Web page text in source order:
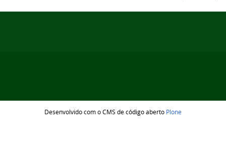
Desenvolvido com o CMS de código aberto Plone